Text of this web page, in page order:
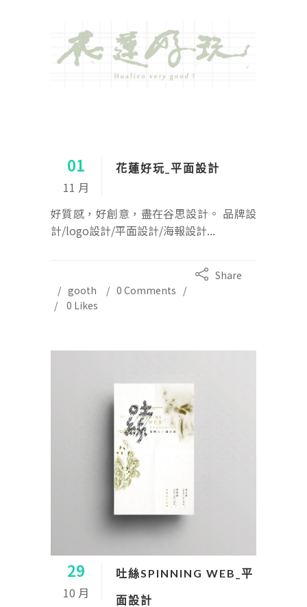
01
11 月
花蓮好玩_平面設計
好質感，好創意，盡在谷思設計。 品牌設
計/logo設計/平面設計/海報設計...
gooth 0 Comments
Share
0 Likes
29
10 月
吐絲SPINNING WEB_平
面設計